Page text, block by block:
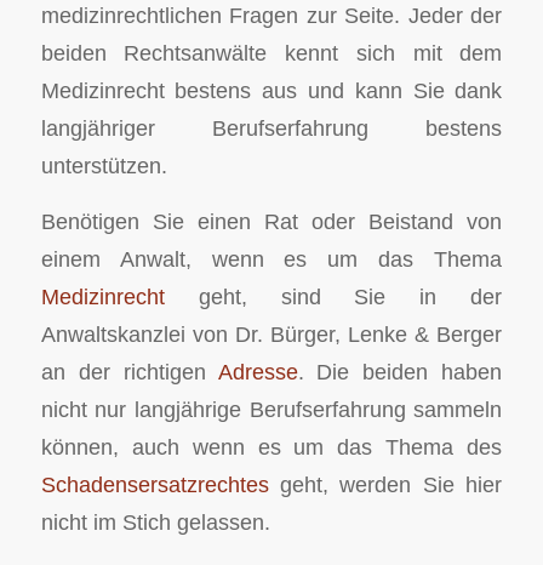
medizinrechtlichen Fragen zur Seite. Jeder der
beiden Rechtsanwälte kennt sich mit dem
Medizinrecht bestens aus und kann Sie dank
langjähriger Berufserfahrung bestens
unterstützen.
Benötigen Sie einen Rat oder Beistand von
einem Anwalt, wenn es um das Thema
Medizinrechtgeht, sind Sie in der
Anwaltskanzlei von Dr. Bürger, Lenke & Berger
an der richtigen Adresse. Die beiden haben
nicht nur langjährige Berufserfahrung sammeln
können, auch wenn es um das Thema des
Schadensersatzrechtesgeht, werden Sie hier
nicht im Stich gelassen.